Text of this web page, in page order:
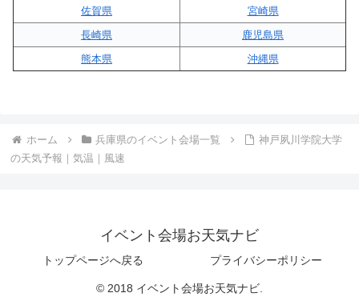
佐賀県
宮崎県
長崎県
鹿児島県
熊本県
沖縄県
ホーム 兵庫県のイベント会場一覧
神戸夙川学院大学
の天気予報｜気温｜風速
イベント会場お天気ナビ
トップページへ戻る プライバシーポリシー
© 2018 イベント会場お天気ナビ.